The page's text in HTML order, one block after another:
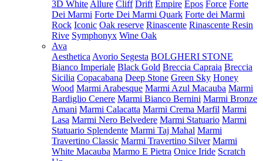
3D White Allure Cliff Drift Empire Epos Force Forte
Dei Marmi Forte Dei Marmi Quark Forte dei Marmi
Rock Iconic Oak reserve Rinascente Rinascente Resin
Rive Symphonyx Wine Oak
Ava
Aesthetica Avorio Segesta BOLGHERI STONE
Bianco Imperiale Black Gold Breccia Capraia Breccia
Sicilia Copacabana Deep Stone Green Sky Honey
Wood Marmi Arabesque Marmi Azul Macauba Marmi
Bardiglio Cenere Marmi Bianco Bernini Marmi Bronze
Amani Marmi Calacatta Marmi Crema Marfil Marmi
Lasa Marmi Nero Belvedere Marmi Statuario Marmi
Statuario Splendente Marmi Taj Mahal Marmi
Travertino Classic Marmi Travertino Silver Marmi
White Macauba Marmo E Pietra Onice Iride Scratch